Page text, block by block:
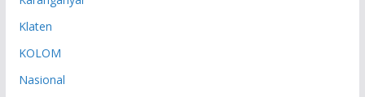
Klaten
KOLOM
Nasional